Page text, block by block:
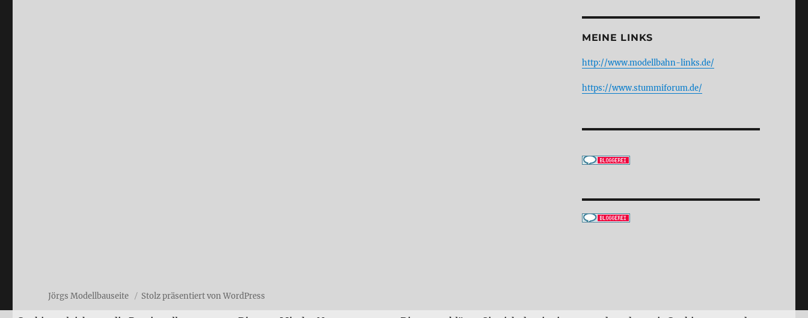
MEINE LINKS
http://www.modellbahn-links.de/
https://www.stummiforum.de/
Jörgs Modellbauseite Stolz präsentiert von WordPress